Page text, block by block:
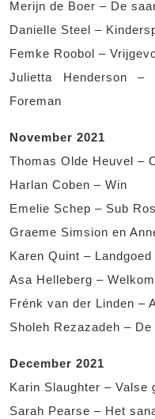
Merijn de Boer – De
Danielle Steel –
Femke Roobol –
Julietta Henderson
Foreman
November 2021
Thomas Olde Heuvel –
Harlan Coben – Win
Emelie Schep – Sub
Graeme Simsion en
Karen Quint –
Asa Helleberg –
Frénk van der Linden –
Sholeh Rezazadeh –
December 2021
Karin Slaughter – Valse
Sarah Pearse – Het